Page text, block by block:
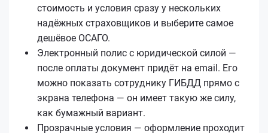
стоимость и условия сразу у нескольких
надёжных страховщиков и выберите самое
дешёвое ОСАГО.
Электронный полис с юридической силой —
после оплаты документ придёт на email. Его
можно показать сотруднику ГИБДД прямо с
экрана телефона — он имеет такую же силу,
как бумажный вариант.
Прозрачные условия — оформление проходит